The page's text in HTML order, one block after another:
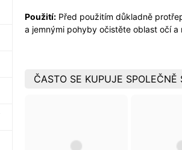
Použití: Před použitím důkladně
a jemnými pohyby očistěte oblast očí a
ČASTO SE KUPUJE SPOLEČNĚ